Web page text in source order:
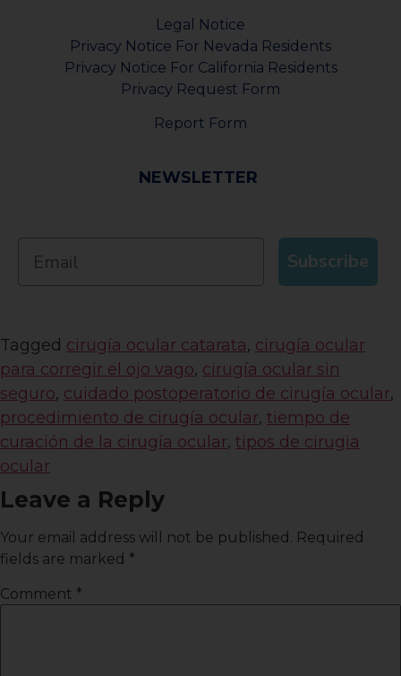
Legal Notice
Privacy Notice For Nevada Residents
Privacy Notice For California Residents
Privacy Request Form
Report Form
NEWSLETTER
Subscribe
Tagged cirugía ocular catarata, cirugía ocular
para corregir el ojo vago, cirugía ocular sin
seguro, cuidado postoperatorio de cirugía ocular,
procedimiento de cirugía ocular, tiempo de
curación de la cirugía ocular, tipos de cirugia
ocular
Leave a Reply
Your email address will not be published. Required
fields are marked *
Comment *